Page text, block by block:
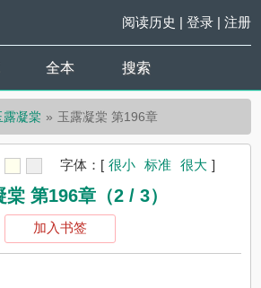
阅读历史 | 登录| 注册
全本 搜索
露凝棠 玉露凝棠 第196章
字体： [ 很小 标准 很大 ]
棠 第196章（2 / 3）
加入书签